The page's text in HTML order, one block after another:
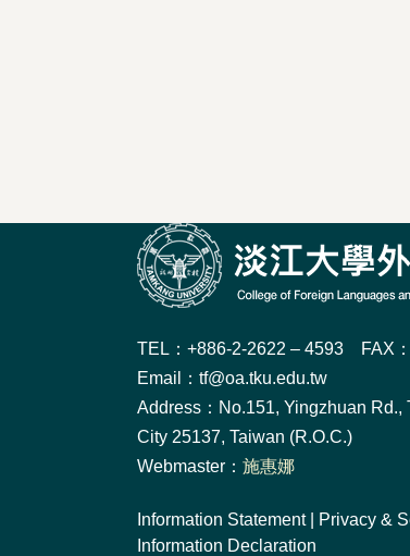
TEL：+886-2-2622 – 4593 FAX
Email：tf@oa.tku.edu.tw
Address：No.151, Yingzhuan Rd.,
City 25137, Taiwan (R.O.C.)
Webmaster： 施惠娜
Information Statement| Privacy &
Information Declaration